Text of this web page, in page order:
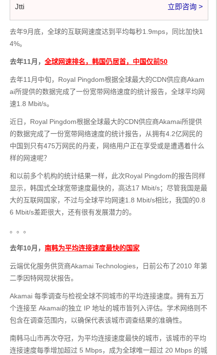
Jtti 立即咨询 >
去年9月底，全球的互联网速度达到平均每秒1.9mps，同比加快1
4%。
去年11月， 全球网速排名，韩国仍居首，中国仅前50
去年11月中旬，Royal Pingdom根据全球最大的CDN供应商Akam
ai所提供的数据完成了一份宽带网络速度的统计报告，全球平均网
速1.8 Mbit/s。
近日，Royal Pingdom根据全球最大的CDN供应商Akamai所提供
的数据完成了一份宽带网络速度的统计报告，从拥有4.2亿网民的
中国到只有475万网民的丹麦，网络用户正在享受或是遭遇着什么
样的网速呢？
和以前多个机构的统计结果一样，此次Royal Pingdom的报告同样
显示，韩国式全球宽带速度最快的，高达17 Mbit/s；尽管我国是最
大的互联网国家，不过与全球平均网速1.8 Mbit/s相比，我国的0.8
6 Mbit/s差距很大，还有很有发展潜力的。
。。。
去年10月， 南韩为平均连接速度最快的国家
云端优化服务供货商Akamai Technologies，日前公布了2010 年第
二季因特网现状报告。
Akamai 每季调查与检视全球不同城市的平均连接速度。拥有五万
个连接至 Akamai的独立 IP 地址的城市皆列入评估。学术网络则不
包含在调查范围内，以确保代表该城市调查结果的准确性。
南韩马山市再次夺冠，为平均连接速度最快的城市，该城市的平均
连接速度每季增加超过 5 Mbps，成为全球唯一超过 20 Mbps 的城